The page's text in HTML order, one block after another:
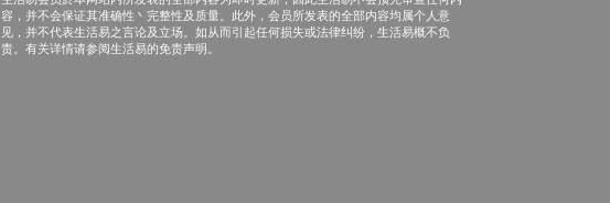
容，并不会保证其准确性丶完整性及质量。此外，会员所发表的全部内容均属个人意
见，并不代表生活易之言论及立场。如从而引起任何损失或法律纠纷，生活易概不负
责。有关详情请参阅生活易的免责声明。